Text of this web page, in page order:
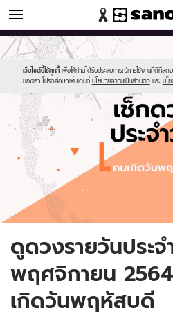
ดูดวง
เว็บไซต์นี้ใช้คุกกี้ เพื่อให้ท่านได้รับประสบการณ์การใช้งานที่ดีที่สุด
ของเรา โปรดศึกษาเพิ่มเติมที่ นโยบายความเป็นส่วนตัว และ นโ
Sanook
//s.isanook.com/sr/0/images/logo-
new-
sanook.png
600
60
//s.isanook.com/ho/0/ud/fxd/day/daily-
horoscope-
thursday.jpg
ดูดวงรายวันประ
พฤศจิกายน
เกิดวันพฤหัสบดี